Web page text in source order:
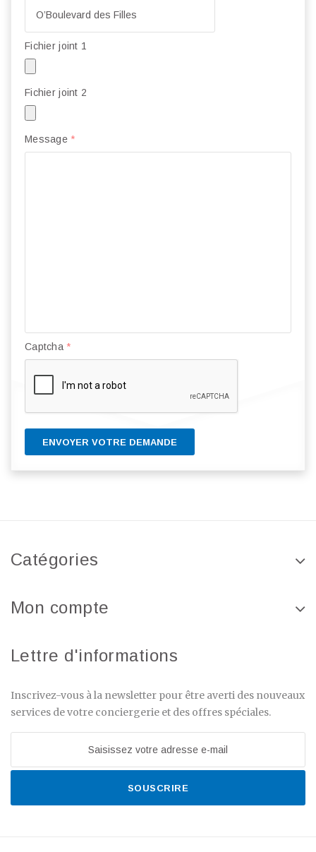
Fichier joint 1
Fichier joint 2
Message *
Captcha *
ENVOYER VOTRE DEMANDE
Catégories
Mon compte
Lettre d'informations
Inscrivez-vous à la newsletter pour être averti des nouveaux
services de votre conciergerie et des offres spéciales.
SOUSCRIRE